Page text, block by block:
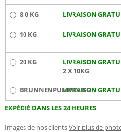
8.0 KG LIVRAISON
10 KG LIVRAISON
20 KG
LIVRAISON
2 X 10KG
BRUNNENPUMPEN KG
LIVRAISON
EXPÉDIÉ DANS LES 24 HEURES
Images de nos clientsVoir plus de